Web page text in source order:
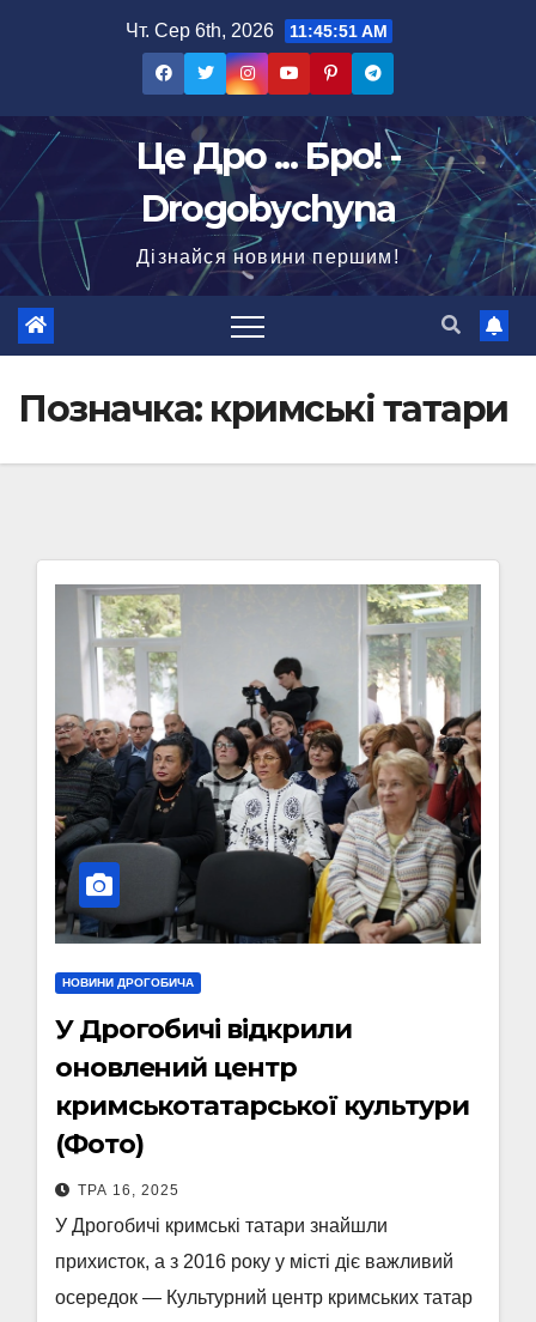
Чт. Сер 6th, 2026 11:45:52 AM
Це Дро ... Бро! -
Drogobychyna
Дізнайся новини першим!
Позначка: кримські татари
НОВИНИ ДРОГОБИЧА
У Дрогобичі відкрили
оновлений центр
кримськотатарської культури
(Фото)
ТРА 16, 2025
У Дрогобичі кримські татари знайшли
прихисток, а з 2016 року у місті діє важливий
осередок — Культурний центр кримських татар